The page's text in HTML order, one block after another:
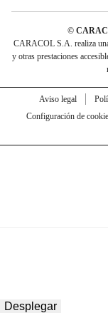
©
CARACOL S.A. realiza
y otras prestaciones
Aviso legal
Configuración de
Desplegar